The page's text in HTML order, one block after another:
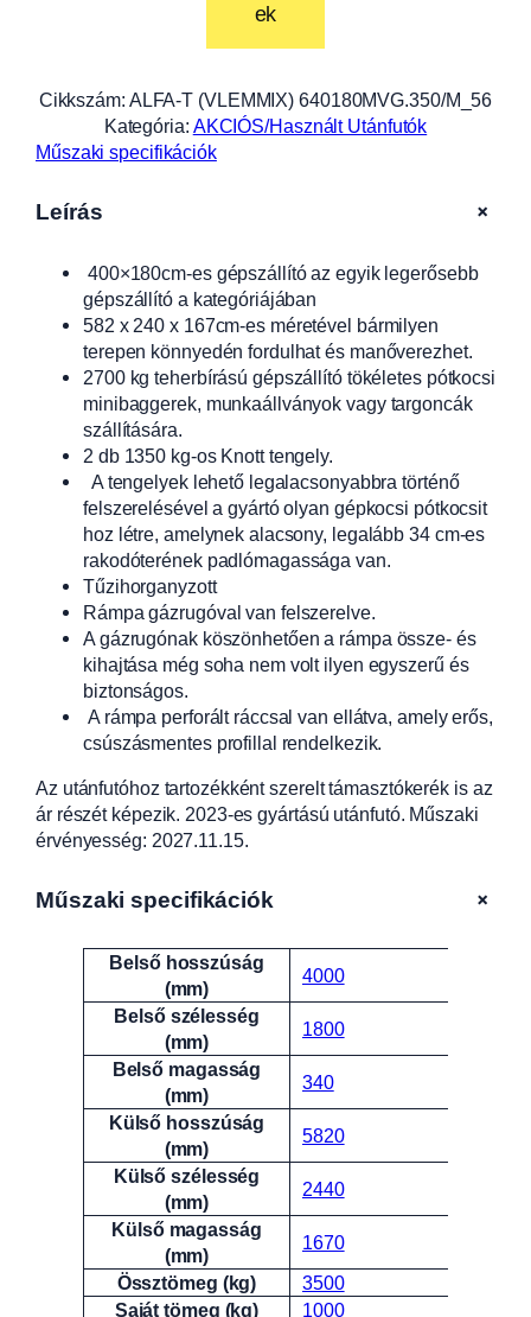
ek
Cikkszám: ALFA-T (VLEMMIX) 640180MVG.350/M_56
Kategória: AKCIÓS/Használt Utánfutók
Műszaki specifikációk
Leírás +
400×180cm-es gépszállító az egyik legerősebb
gépszállító a kategóriájában
582 x 240 x 167cm-es méretével bármilyen
terepen könnyedén fordulhat és manőverezhet.
2700 kg teherbírású gépszállító tökéletes pótkocsi
minibaggerek, munkaállványok vagy targoncák
szállítására.
2 db 1350 kg-os Knott tengely.
A tengelyek lehető legalacsonyabbra történő
felszerelésével a gyártó olyan gépkocsi pótkocsit
hoz létre, amelynek alacsony, legalább 34 cm-es
rakodóterének padlómagassága van.
Tűzihorganyzott
Rámpa gázrugóval van felszerelve.
A gázrugónak köszönhetően a rámpa össze- és
kihajtása még soha nem volt ilyen egyszerű és
biztonságos.
A rámpa perforált ráccsal van ellátva, amely erős,
csúszásmentes profillal rendelkezik.
Az utánfutóhoz tartozékként szerelt támasztókerék is az
ár részét képezik. 2023-es gyártású utánfutó. Műszaki
érvényesség: 2027.11.15.
Műszaki specifikációk +
Attribútumok Érték
Belső hosszúság
(mm)
4000
Belső szélesség
(mm)
1800
Belső magasság
(mm)
340
Külső hosszúság
(mm)
5820
Külső szélesség
(mm)
2440
Külső magasság
(mm)
1670
Össztömeg (kg)
3500
Saját tömeg (kg)
1000